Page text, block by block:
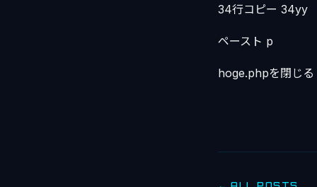
34行コピー 34yy
ペースト p
hoge.phpを閉じる